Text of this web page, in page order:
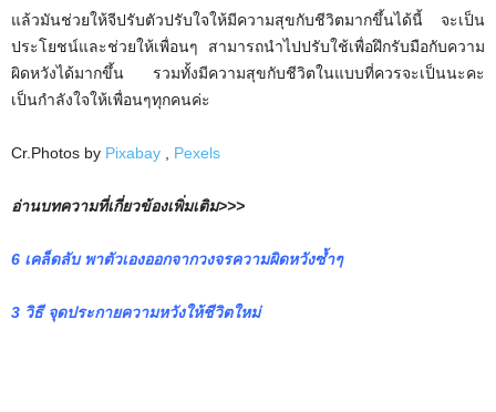
แล้วมันช่วยให้จีปรับตัวปรับใจให้มีความสุขกับชีวิตมากขึ้นได้นี้ จะเป็น
ประโยชน์และช่วยให้เพื่อนๆ สามารถนำไปปรับใช้เพื่อฝึกรับมือกับความ
ผิดหวังได้มากขึ้น รวมทั้งมีความสุขกับชีวิตในแบบที่ควรจะเป็นนะคะ
เป็นกำลังใจให้เพื่อนๆทุกคนค่ะ
Cr.Photos by Pixabay Pexels
อ่านบทความที่เกี่ยวข้องเพิ่มเติม>>>
6 เคล็ดลับ พาตัวเองออกจากวงจรความผิดหวังซ้ำๆ
3 วิธี จุดประกายความหวังให้ชีวิตใหม่